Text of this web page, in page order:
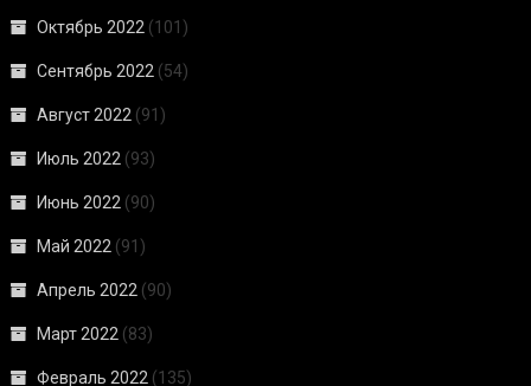
Октябрь 2022 (101)
Сентябрь 2022 (54)
Август 2022 (91)
Июль 2022 (93)
Июнь 2022 (90)
Май 2022 (91)
Апрель 2022 (90)
Март 2022 (83)
Февраль 2022 (135)